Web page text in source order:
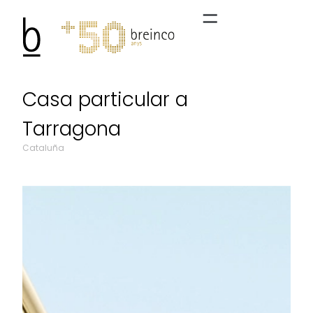
Casa particular a
Tarragona
Cataluña